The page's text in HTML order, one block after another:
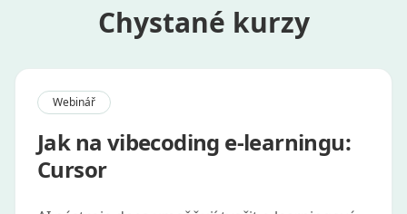
Chystané kurzy
Webinář
Jak na vibecoding e-learningu:
Cursor